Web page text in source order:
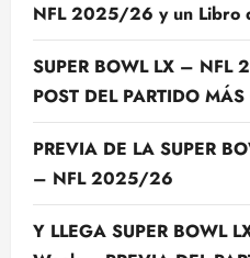
NFL 2025/26 y un Libro
SUPER BOWL LX –
POST DEL PARTIDO
PREVIA DE LA SUPER
– NFL 2025/26
Y LLEGA SUPER BOWL